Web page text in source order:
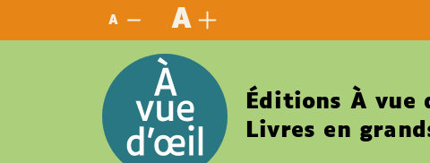
A A
Éditions À vue
Livres en
Panneau de gestion des cookies